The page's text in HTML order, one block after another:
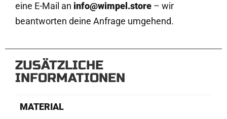
eine E-Mail an info@wimpel.store – wir
beantworten deine Anfrage umgehend.
ZUSÄTZLICHE
INFORMATIONEN
MATERIAL